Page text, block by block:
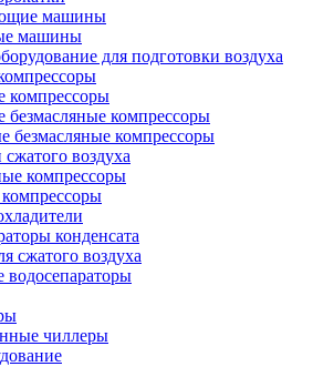
машины
машины
для подготовки воздуха
компрессоры
компрессоры
безмасляные компрессоры
воздуха
компрессоры
конденсата
сжатого воздуха
чиллеры